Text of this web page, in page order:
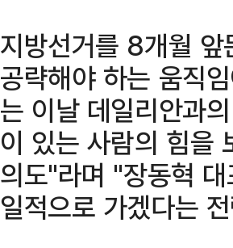
지방선거를 8개월
공략해야 하는 움직
는 이날 데일리안과
이 있는 사람의 힘을
의도"라며 "장동혁
일적으로 가겠다는